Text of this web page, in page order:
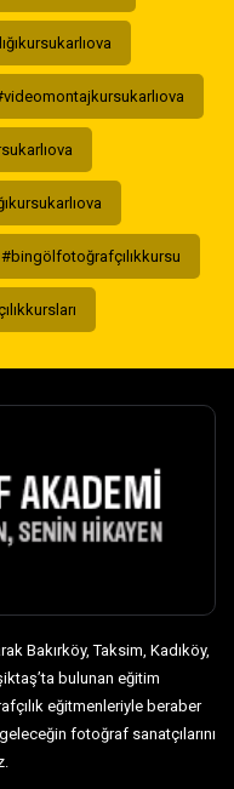
#bingölfotoğrafçılıkkursu
Bakırköy, Taksim, Kadıköy,
bulunan eğitim
eğitmenleriyle beraber
fotoğraf sanatçılarını